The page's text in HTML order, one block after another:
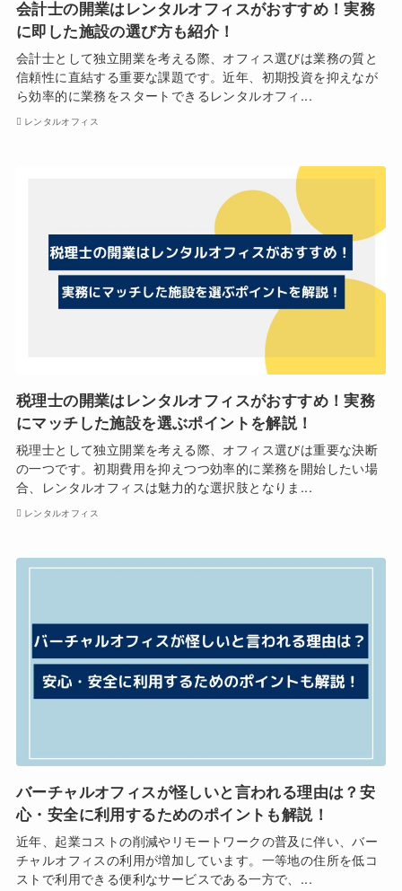
会計士の開業はレンタルオフィスがおすすめ！実務
に即した施設の選び方も紹介！
会計士として独立開業を考える際、オフィス選びは業務の質と
信頼性に直結する重要な課題です。近年、初期投資を抑えなが
ら効率的に業務をスタートできるレンタルオフィ...
レンタルオフィス
税理士の開業はレンタルオフィスがおすすめ！実務
にマッチした施設を選ぶポイントを解説！
税理士として独立開業を考える際、オフィス選びは重要な決断
の一つです。初期費用を抑えつつ効率的に業務を開始したい場
合、レンタルオフィスは魅力的な選択肢となりま...
レンタルオフィス
バーチャルオフィスが怪しいと言われる理由は？安
心・安全に利用するためのポイントも解説！
近年、起業コストの削減やリモートワークの普及に伴い、バー
チャルオフィスの利用が増加しています。一等地の住所を低コ
ストで利用できる便利なサービスである一方で、...